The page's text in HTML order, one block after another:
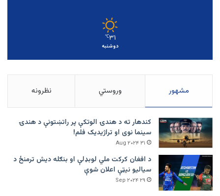
۳۱℃
دوشنبه
مشهور وروستي نظرونه
کندهار ته د هندۍ الوتکې پر راتښتونې د هندۍ
سینما نوی او تراژيديک فلم!
۳۱ Aug ۲۰۲۴
د افغان کرکت ملي لوبډلې او بنګله دیش ترمنځ د
سیالیو نیټې اعلان شوې
۲۹ Sep ۲۰۲۴